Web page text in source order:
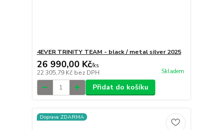
4EVER TRINITY TEAM - black / metal silver 2025
26 990,00 Kč/ks
22 305,79 Kč bez DPH Skladem
Přidat do košíku
Doprava ZDARMA